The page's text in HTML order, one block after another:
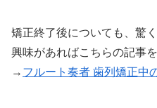
矯正終了後についても、驚
興味があればこちらの記事
→ フルート奏者 歯列矯正中